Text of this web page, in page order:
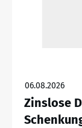
06.08.2026
Zinslose